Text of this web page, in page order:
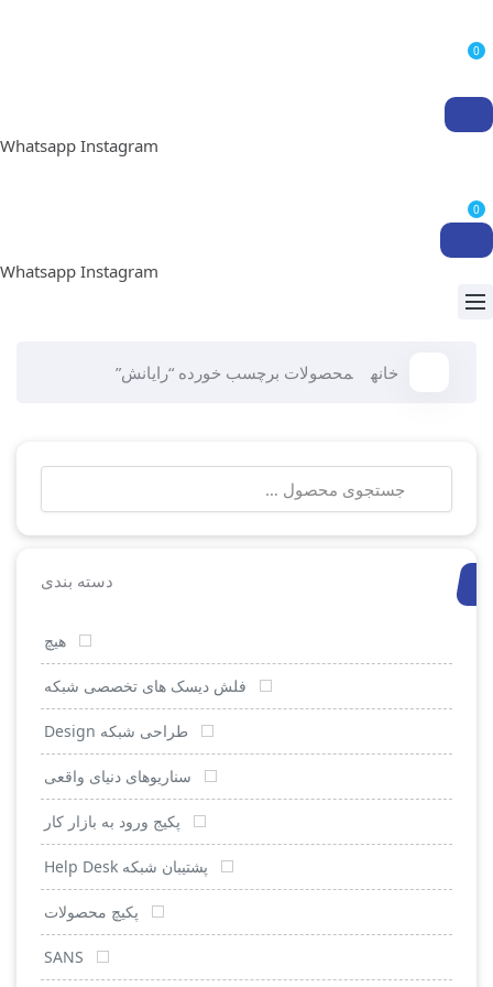
0
Whatsapp Instagram
0
Whatsapp Instagram
خانه محصولات برچسب خورده “رایانش”
دسته بندی
هیچ
فلش دیسک های تخصصی شبکه
طراحی شبکه Design
سناریوهای دنیای واقعی
پکیج ورود به بازار کار
پشتیبان شبکه Help Desk
پکیچ محصولات
SANS